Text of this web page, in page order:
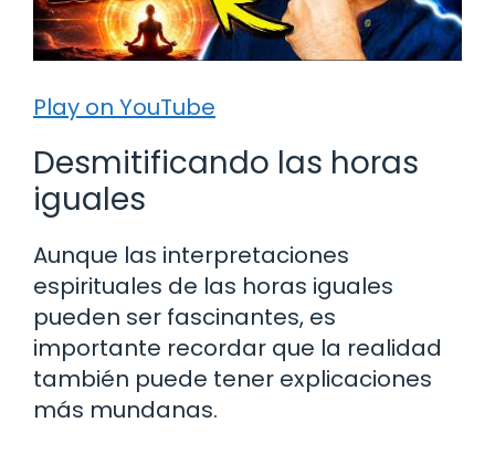
Play on YouTube
Desmitificando las horas
iguales
Aunque las interpretaciones
espirituales de las horas iguales
pueden ser fascinantes, es
importante recordar que la realidad
también puede tener explicaciones
más mundanas.